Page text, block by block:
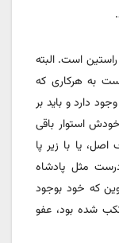
است. البته
به هرکاری که
دارد و باید بر
استوار باقی
یا با زیر پا
مثل پادشاه
که خود بوجود
شده بود، عفو